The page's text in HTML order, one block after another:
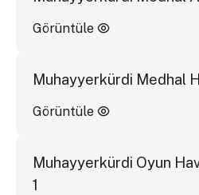
Görüntüle
Muhayyerkürdi Medhal
Görüntüle
Muhayyerkürdi Oyun
1